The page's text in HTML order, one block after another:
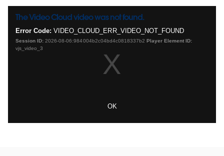
This
modal
The Video Cloud video was not found.
Error Code: VIDEO_CLOUD_ERR_VIDEO_NOT_FOUND
Session ID: 2026-08-06:984004b2c04bd4c0818337b2 Player Element ID:
vjs_video_3
OK